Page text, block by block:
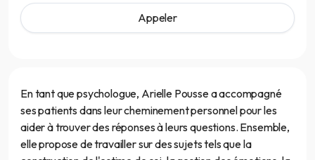
Appeler
En tant que psychologue, Arielle Pousse a accompagné
ses patients dans leur cheminement personnel pour les
aider à trouver des réponses à leurs questions. Ensemble,
elle propose de travailler sur des sujets tels que la